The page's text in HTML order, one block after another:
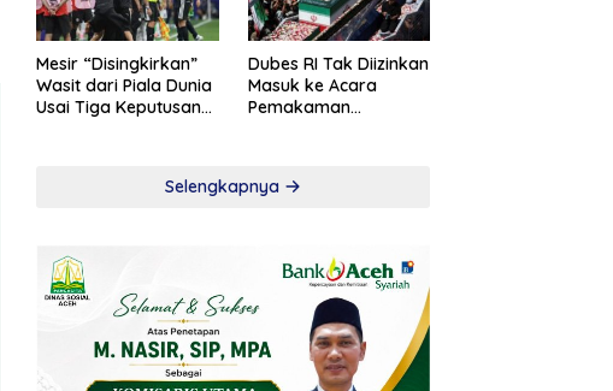
Mesir “Disingkirkan”
Wasit dari Piala Dunia
Usai Tiga Keputusan
Dubes RI Tak Diizinkan
Masuk ke Acara
Pemakaman
Selengkapnya